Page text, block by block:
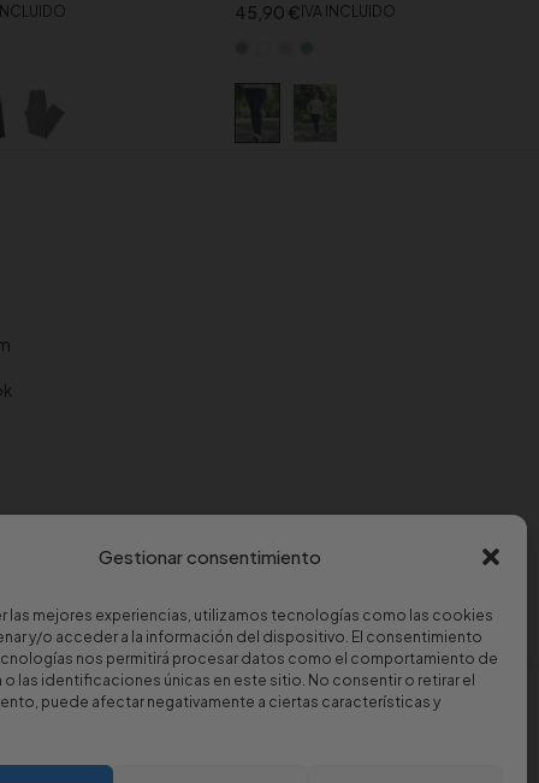
Gestionar consentimiento
las mejores experiencias, utilizamos tecnologías como las cookies
y/o acceder a la información del dispositivo. El consentimiento
nos permitirá procesar datos como el comportamiento de
o las identificaciones únicas en este sitio. No consentir o retirar el
puede afectar negativamente a ciertas características y
45,90 € IVA INCLUIDO